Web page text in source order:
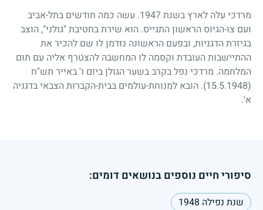
מרדכי עלה לארץ בשנת1947. עשה כמה חודשים בתל-אביב
ועם צו-הגיוס הראשון התגייס. הוא שירת בחטיבת "גולני", הוצב
בגיזרת הדגניות, ובפעם הראשונה נזדמן לו שם להכיר את
ההתיישבות העובדת וקסמה לו המחשבה להצטרף אליה עם תום
המלחמה. מרדכי נפל בקרב בשער הגולן ביום ו' באייר תש"ח
(15.5.1948)
. הובא למנוחת-עולמים בבית-הקברות הצבאי בדגניה
א'.
סיפורי חיים נוספים בנושאים דומים:
שנת נפילה 1948